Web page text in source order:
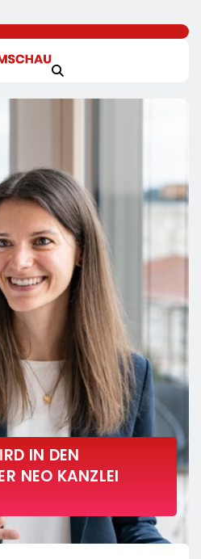
IN DEN
NEO KANZLEI